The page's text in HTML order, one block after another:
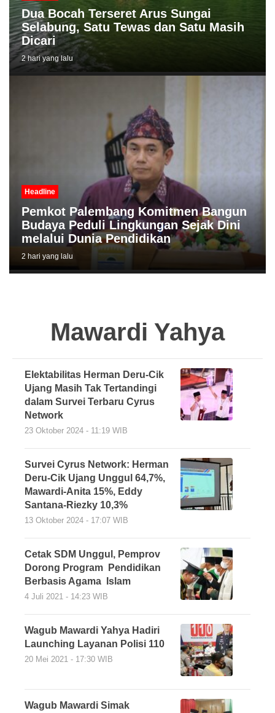
Dua Bocah Terseret Arus Sungai
Selabung, Satu Tewas dan Satu Masih
Dicari
2 hari yang lalu
Headline
Pemkot Palembang Komitmen Bangun
Budaya Peduli Lingkungan Sejak Dini
melalui Dunia Pendidikan
2 hari yang lalu
Mawardi Yahya
Elektabilitas Herman Deru-Cik
Ujang Masih Tak Tertandingi
dalam Survei Terbaru Cyrus
Network
23 Oktober 2024 - 11:19 WIB
Survei Cyrus Network: Herman
Deru-Cik Ujang Unggul 64,7%,
Mawardi-Anita 15%, Eddy
Santana-Riezky 10,3%
13 Oktober 2024 - 17:07 WIB
Cetak SDM Unggul, Pemprov
Dorong Program Pendidikan
Berbasis Agama Islam
4 Juli 2021 - 14:23 WIB
Wagub Mawardi Yahya Hadiri
Launching Layanan Polisi 110
20 Mei 2021 - 17:30 WIB
Wagub Mawardi Simak